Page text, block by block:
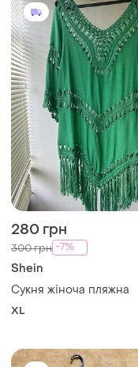
280 грн
300 грн -7%
Shein
Сукня жіноча пляжна
XL